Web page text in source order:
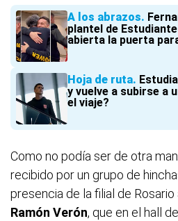
A los abrazos
plantel de
abierta la puerta
Hoja de ruta
y vuelve a subirse a
el viaje?
Como no podía ser de otra
recibido por un grupo de
presencia de la filial de
Ramón Verón, que en el hall